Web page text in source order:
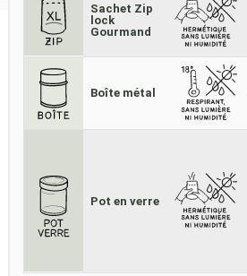
Sachet Zip
lock
Gourmand
Boîte métal
Pot en verre